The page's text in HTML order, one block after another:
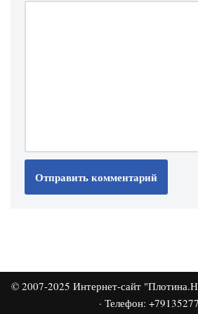
© 2007-2025 Интернет-сайт
· Телефон: